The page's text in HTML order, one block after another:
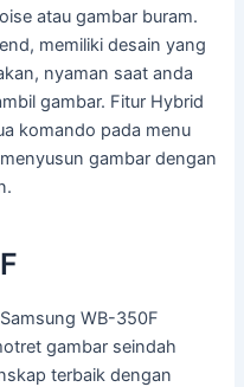
atau gambar buram.
memiliki desain yang
nyaman saat anda
gambar. Fitur Hybrid
komando pada menu
gambar dengan
WB-350F
gambar seindah
terbaik dengan